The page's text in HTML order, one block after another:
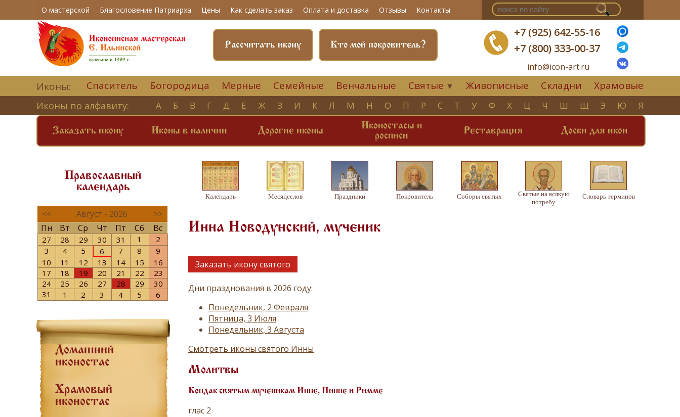
О мастерской Благословение Патриарха Цены Как сделать заказ Оплата и доставка Отзывы Контакты
+7 (925) 642-55-16
+7 (800) 333-00-37
info@icon-art.ru
Кто мой покровитель?
Рассчитать икону
Иконы: Спаситель Богородица Мерные Семейные Венчальные Святые ▼ Живописные Складни Храмовые
Иконы по алфавиту: А Б В Г Д Е Ж З И К Л М Н О П Р С Т У Ф Х Ц Ч Ш Щ Э Ю Я
Заказать икону Иконы в наличии Дорогие иконы
Иконостасы и
росписи
Реставрация Доски для икон
Православный
календарь
<< Август - 2026
>>
Пн
Вт Ср Чт Пт Сб Вс
27 28 29 30 31 1
2
3
4 5 6 7 8
9
10
11 12 13 14 15
16
17
18 19 20 21 22
23
24
25 26 27 28 29
30
31
1 2 3 4 5 6
Домашний
иконостас
Храмовый
иконостас
Календарь Месяцеслов Праздники Покровитель Соборы святых
Святые на всякую
потребу
Словарь терминов
Инна Новодунский, мученик
Заказать икону святого
Дни празднования в 2026 году:
Понедельник, 2 Февраля
Пятница, 3 Июля
Понедельник, 3 Августа
Смотреть иконы святого Инны
Молитвы
Кондак святым мученикам Инне, Пинне и Римме
глас 2